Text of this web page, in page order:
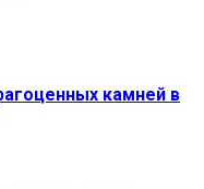
камней в